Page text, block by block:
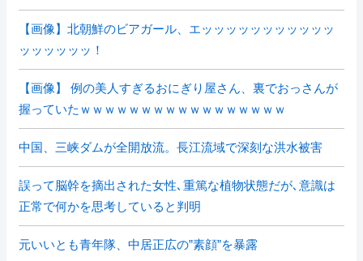
【画像】北朝鮮のビアガール、エッッッッッッッッッッッ
ッッッッッッ！
【画像】 例の美人すぎるおにぎり屋さん、裏でおっさんが
握っていたｗｗｗｗｗｗｗｗｗｗｗｗｗｗｗｗｗ
中国、三峡ダムが全開放流。長江流域で深刻な洪水被害
誤って脳幹を摘出された女性､重篤な植物状態だが､意識は
正常で何かを思考していると判明
元いいとも青年隊、中居正広の”素顔”を暴露